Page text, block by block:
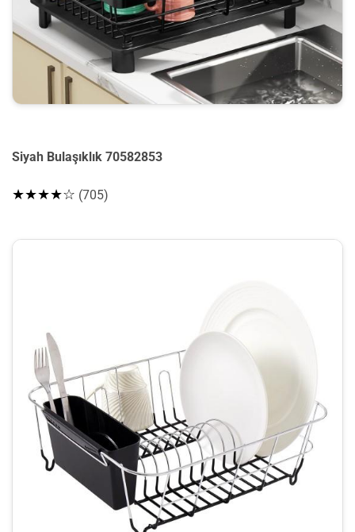
Siyah Bulaşıklık 70582853
★★★★☆ (705)